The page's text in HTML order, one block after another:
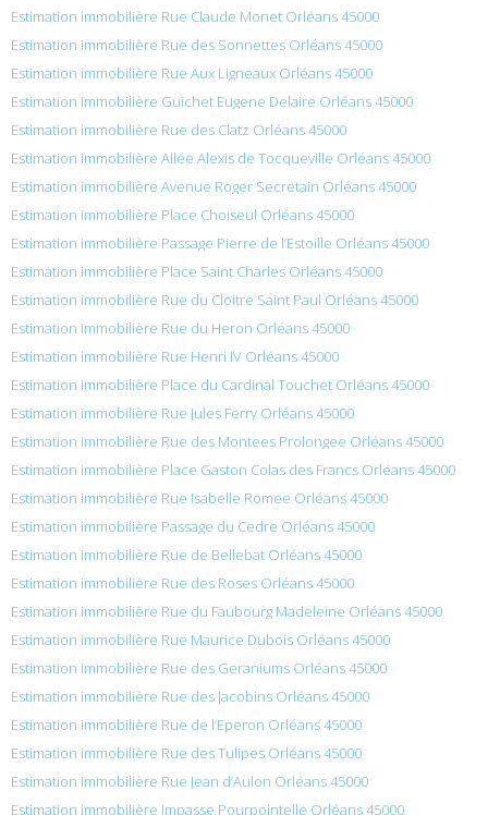
Estimation immobilière Rue Claude Monet Orléans 45000
Estimation immobilière Rue des Sonnettes Orléans 45000
Estimation immobilière Rue Aux Ligneaux Orléans 45000
Estimation immobilière Guichet Eugene Delaire Orléans 45000
Estimation immobilière Rue des Clatz Orléans 45000
Estimation immobilière Allée Alexis de Tocqueville Orléans 45000
Estimation immobilière Avenue Roger Secretain Orléans 45000
Estimation immobilière Place Choiseul Orléans 45000
Estimation immobilière Passage Pierre de l’Estoille Orléans 45000
Estimation immobilière Place Saint Charles Orléans 45000
Estimation immobilière Rue du Cloitre Saint Paul Orléans 45000
Estimation immobilière Rue du Heron Orléans 45000
Estimation immobilière Rue Henri IV Orléans 45000
Estimation immobilière Place du Cardinal Touchet Orléans 45000
Estimation immobilière Rue Jules Ferry Orléans 45000
Estimation immobilière Rue des Montees Prolongee Orléans 45000
Estimation immobilière Place Gaston Colas des Francs Orléans 45000
Estimation immobilière Rue Isabelle Romee Orléans 45000
Estimation immobilière Passage du Cedre Orléans 45000
Estimation immobilière Rue de Bellebat Orléans 45000
Estimation immobilière Rue des Roses Orléans 45000
Estimation immobilière Rue du Faubourg Madeleine Orléans 45000
Estimation immobilière Rue Maurice Dubois Orléans 45000
Estimation immobilière Rue des Geraniums Orléans 45000
Estimation immobilière Rue des Jacobins Orléans 45000
Estimation immobilière Rue de l’Eperon Orléans 45000
Estimation immobilière Rue des Tulipes Orléans 45000
Estimation immobilière Rue Jean d’Aulon Orléans 45000
Estimation immobilière Impasse Pourpointelle Orléans 45000